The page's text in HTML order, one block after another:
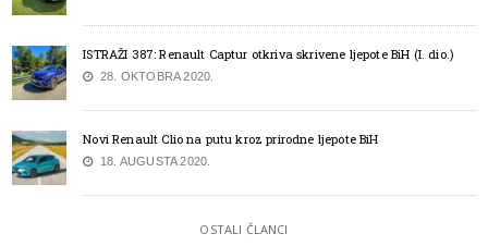
ISTRAŽI 387: Renault Captur otkriva skrivene ljepote BiH (I. dio.)
28. OKTOBRA 2020.
Novi Renault Clio na putu kroz prirodne ljepote BiH
18. AUGUSTA 2020.
OSTALI ČLANCI